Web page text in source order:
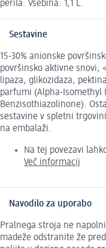
perila. Vsebina: 1,1 L.
Sestavine
15-30% anionske
površinsko aktivne snovi;
lipaza, glikozidaza,
parfumi (Alpha-Isomethyl
Benzisothiazolinone).
sestavine v spletni
na embalaži.
Na tej povezavi
Več informacij
Navodilo za uporabo
Pralnega stroja ne
madeže odstranite že